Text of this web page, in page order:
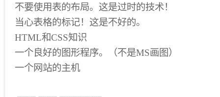
不要使用表的布局。这是过时的技术！
当心表格的标记！这是不好的。
HTML和CSS知识
一个良好的图形程序。（不是MS画图）
一个网站的主机